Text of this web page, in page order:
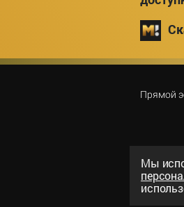
Прямой
©2026
Мы